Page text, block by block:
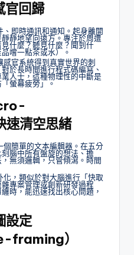
官回歸
、即時通訊和通知。起身離開
靜地望向遠方。專注於周遭
什麼？聽見什麼？聞到什
嚐一點茶或水）。
感官系統得到真實世界的刺
於長時間進行程式碼編寫、
人士，這種物理性的中斷是
螢幕疲勞」。
清空思緒
個簡單的文本編輯器。在五分
腦中所有盤旋的想法、擔
無須邏輯，只管傾瀉。時間
化，類似於對大腦進行「快取
專案管理或創新研發過程
時，能迅速找出核心問題，
設定
framing）